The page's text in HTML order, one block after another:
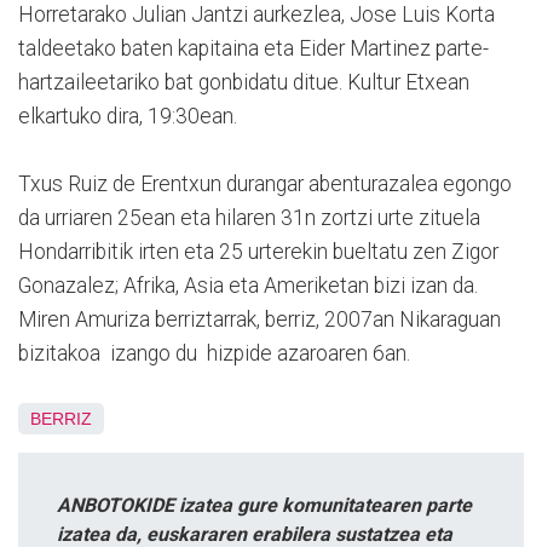
Horretarako Julian Jantzi aurkezlea, Jose Luis Korta
taldeetako baten kapitaina eta Eider Martinez parte-
hartzaileetariko bat gonbidatu ditue. Kultur Etxean
elkartuko dira, 19:30ean.
Txus Ruiz de Erentxun durangar abenturazalea egongo
da urriaren 25ean eta hilaren 31n zortzi urte zituela
Hondarribitik irten eta 25 urterekin bueltatu zen Zigor
Gonazalez; Afrika, Asia eta Ameriketan bizi izan da.
Miren Amuriza berriztarrak, berriz, 2007an Nikaraguan
bizitakoa izango du hizpide azaroaren 6an.
BERRIZ
ANBOTOKIDE izatea gure komunitatearen parte
izatea da, euskararen erabilera sustatzea eta